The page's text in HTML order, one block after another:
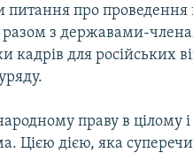
питання про проведення
разом з державами-
кадрів для російських
праву в цілому
Цією дією, яка